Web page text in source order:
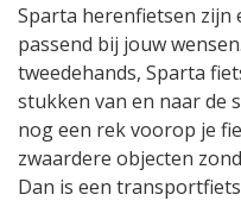
Sparta herenfietsen zijn
passend bij jouw
tweedehands, Sparta
stukken van en naar de
nog een rek voorop je
zwaardere objecten
Dan is een